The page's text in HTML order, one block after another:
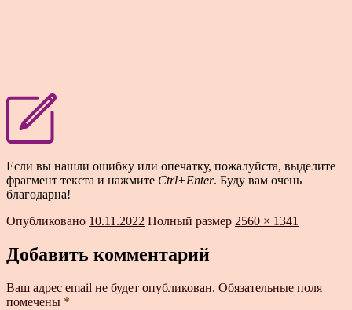
Если вы нашли ошибку или опечатку, пожалуйста, выделите
фрагмент текста и нажмите Ctrl+Enter. Буду вам очень
благодарна!
Опубликовано 10.11.2022 Полный размер 2560 × 1341
Добавить комментарий
Ваш адрес email не будет опубликован. Обязательные поля
помечены *